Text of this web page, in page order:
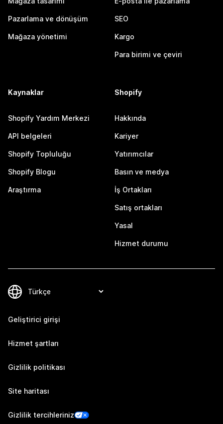
Pazarlama ve dönüşüm
Mağaza yönetimi
SEO
Kargo
Para birimi ve çeviri
Kaynaklar
Shopify Yardım Merkezi
API belgeleri
Shopify Topluluğu
Shopify Blogu
Araştırma
Shopify
Hakkında
Kariyer
Yatırımcılar
Basın ve medya
İş Ortakları
Satış ortakları
Yasal
Hizmet durumu
Geliştirici girişi
Hizmet şartları
Gizlilik politikası
Site haritası
Gizlilik tercihleriniz